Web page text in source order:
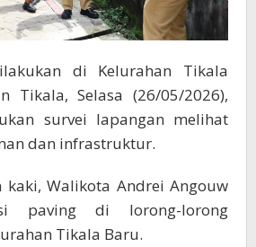
di Kelurahan Tikala
Tikala, Selasa (26/05/2026),
survei lapangan melihat
dan infrastruktur.
kaki, Walikota Andrei Angouw
paving di lorong-lorong
Tikala Baru.